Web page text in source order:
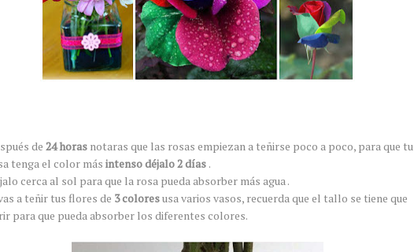
de 24 horasnotaras que las rosas empiezan a teñirse poco a poco, para que tu
tenga el color más intenso déjalo 2 días .
cerca al sol para que la rosa pueda absorber más agua .
a teñir tus flores de 3 coloresusa varios vasos, recuerda que el tallo se tiene que
para que pueda absorber los diferentes colores.